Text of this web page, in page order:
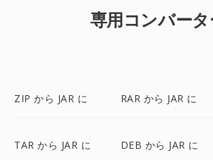
専用コンバー
ZIP から JAR に RAR から JAR に
TAR から JAR に DEB から JAR に